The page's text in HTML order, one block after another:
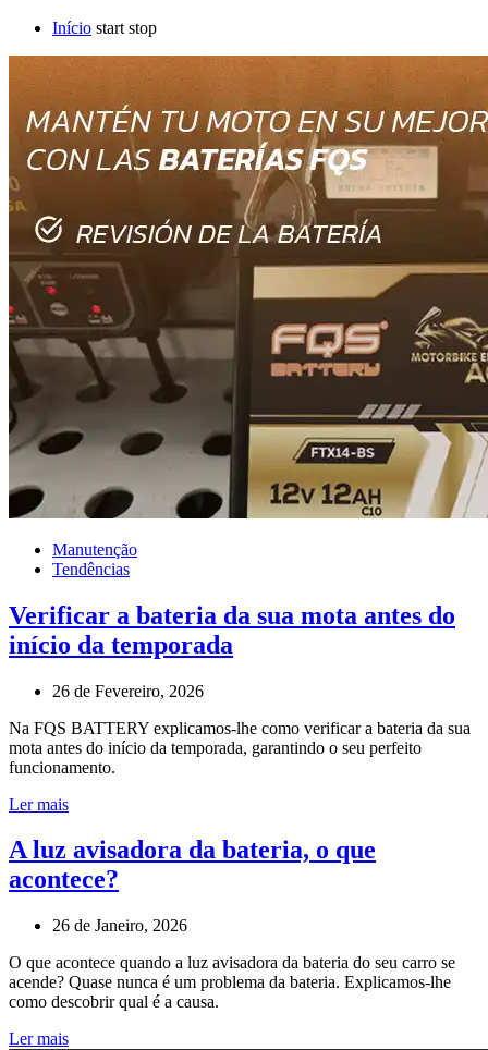
Início start stop
Manutenção
Tendências
Verificar a bateria da sua mota antes do
início da temporada
26 de Fevereiro, 2026
Na FQS BATTERY explicamos-lhe como verificar a bateria da sua
mota antes do início da temporada, garantindo o seu perfeito
funcionamento.
Ler mais
A luz avisadora da bateria, o que
acontece?
26 de Janeiro, 2026
O que acontece quando a luz avisadora da bateria do seu carro se
acende? Quase nunca é um problema da bateria. Explicamos-lhe
como descobrir qual é a causa.
Ler mais